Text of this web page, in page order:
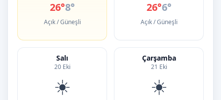
26°8°
Açık / Güneşli
26°6°
Açık / Güneşli
Salı
20 Eki
☀️
Çarşamba
21 Eki
☀️